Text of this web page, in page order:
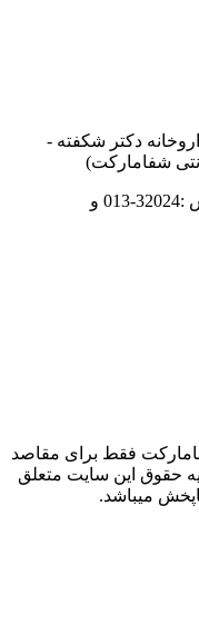
دکتر شکفته -
شفامارکت)
فقط برای مقاصد
حقوق این سایت متعلق
میباشد.